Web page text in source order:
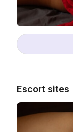
Escort sites